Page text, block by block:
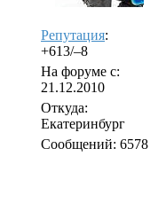
Репутация:
+613/–8
На форуме с:
21.12.2010
Откуда:
Екатеринбург
Сообщений: 6578